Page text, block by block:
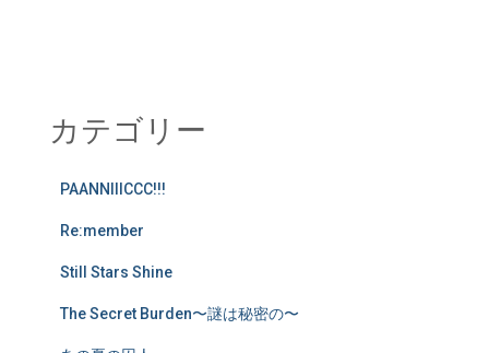
カテゴリー
PAANNIIICCC!!!
Re:member
Still Stars Shine
The Secret Burden〜謎は秘密の〜